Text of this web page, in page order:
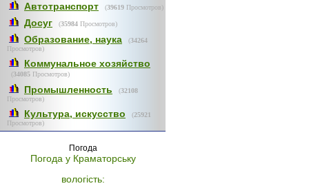
Автотранспорт (39619 Просмотров)
Досуг (35984 Просмотров)
Образование, наука (34264
Просмотров)
Коммунальное хозяйство
(34085 Просмотров)
Промышленность (32108
Просмотров)
Культура, искусство (25921
Просмотров)
Погода
Погода у Краматорську
вологість: